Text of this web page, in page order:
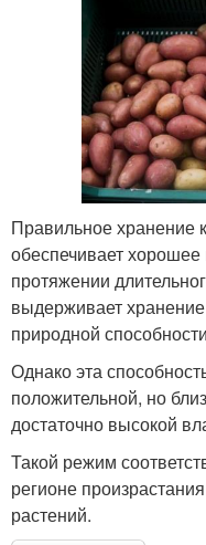
Правильное хранение
обеспечивает хорошее
протяжении
выдерживает
природной
Однако эта
положительной, но
достаточно высокой
Такой режим
регионе
растений.